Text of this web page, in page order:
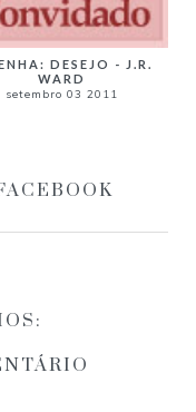
DESEJO - J.R.
WARD
setembro 03 2011